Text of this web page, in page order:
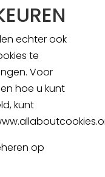
echter ook
te
Voor
hoe u kunt
kunt
op